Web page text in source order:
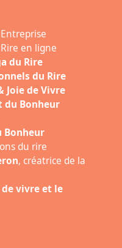
en ligne
du Rire
du Rire
Joie de Vivre
du Bonheur
Bonheur
du rire
, créatrice de la
vivre et le